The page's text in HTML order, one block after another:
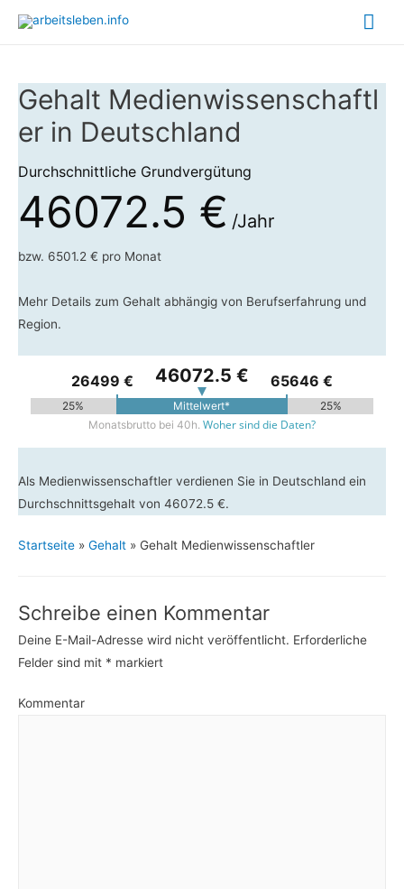
Gehalt Medienwissenschaftl
er in Deutschland
Durchschnittliche Grundvergütung
46072.5 € /Jahr
bzw. 6501.2 € pro Monat
Mehr Details zum Gehalt abhängig von Berufserfahrung und
Region.
26499 € 46072.5 € 65646 €
25% Mittelwert*
25%
Monatsbrutto bei 40h. Woher sind die Daten?
Als Medienwissenschaftler verdienen Sie in Deutschland ein
Durchschnittsgehalt von 46072.5 €.
Startseite » Gehalt » Gehalt Medienwissenschaftler
Schreibe einen Kommentar
Deine E-Mail-Adresse wird nicht veröffentlicht. Erforderliche
Felder sind mit * markiert
Kommentar